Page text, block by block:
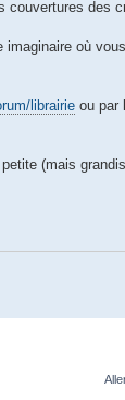
couvertures des
où
librairie ou par
(mais